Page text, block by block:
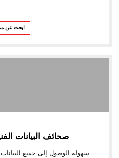
ابحث عن
صحائف البيانات
سهولة الوصول إلى جميع البيانات